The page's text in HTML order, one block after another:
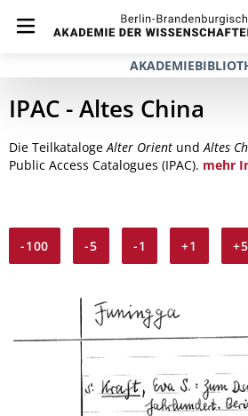
IPAC - Altes China
Die TeilkatalogeAlter Orient undAltes
Public Access Catalogues (IPAC). mehr
-100 -5 -1 +1 +5